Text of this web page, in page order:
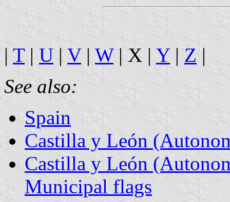
| T| U | V| W| X | Y| Z |
See also:
Spain
Castilla y León
Castilla y León
Municipal flags